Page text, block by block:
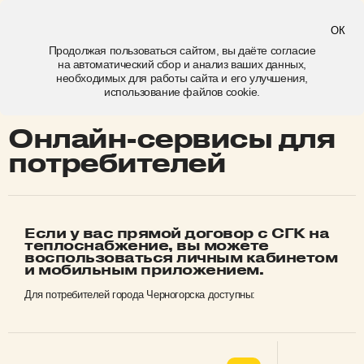
ОК
Продолжая пользоваться сайтом, вы даёте согласие
на автоматический сбор и анализ ваших данных,
необходимых для работы сайта и его улучшения,
использование файлов cookie.
онлайн-сервисы для потребителей
Онлайн-сервисы для
потребителей
Если у вас прямой договор с СГК на
теплоснабжение, вы можете
воспользоваться личным кабинетом
и мобильным приложением.
Для потребителей города Черногорска доступны: